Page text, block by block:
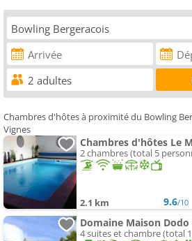
Chambres d'hôtes à proximité du Bowling
Vignes
Chambres d'hôtes Le
2 chambres (total 5
2.1 km 9.6/10
4 suites et chambre (total